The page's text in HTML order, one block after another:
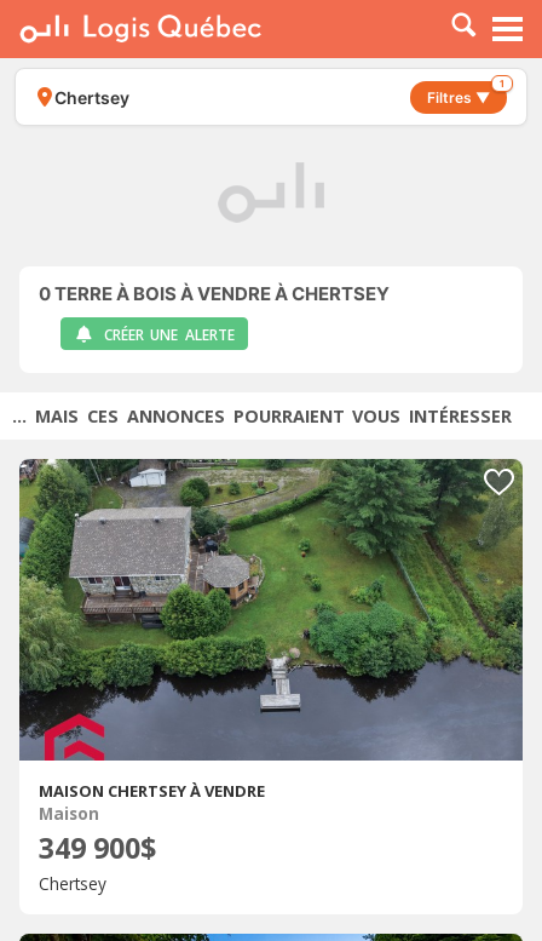
À LOUER
À VENDRE
PLACER UNE ANNONCE
Chertsey Filtres ▼
1
0TERRE À BOIS À VENDRE À CHERTSEY
CRÉER UNE ALERTE
... MAIS CES ANNONCES POURRAIENT VOUS INTÉRESSER
MAISON CHERTSEY À VENDRE
Maison
349 900$
Chertsey